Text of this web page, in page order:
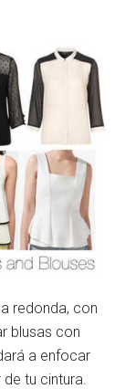
redonda, con
blusas con
a enfocar
tu cintura.